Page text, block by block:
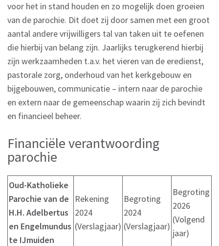
voor het in stand houden en zo mogelijk doen groeien
van de parochie. Dit doet zij door samen met een groot
aantal andere vrijwilligers tal van taken uit te oefenen
die hierbij van belang zijn. Jaarlijks terugkerend hierbij
zijn werkzaamheden t.a.v. het vieren van de eredienst,
pastorale zorg, onderhoud van het kerkgebouw en
bijgebouwen, communicatie – intern naar de parochie
en extern naar de gemeenschap waarin zij zich bevindt
en financieel beheer.
Financiële verantwoording
parochie
Oud-Katholieke
Parochie van de
H.H. Adelbertus
en Engelmundus
te IJmuiden
Rekening
2024
(Verslagjaar)
Begroting
2024
(Verslagjaar)
Begroting
2026
(Volgend
jaar)